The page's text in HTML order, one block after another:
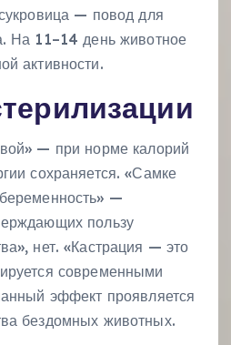
— повод для
На 11–14 день животное
активности.
— при норме калорий
сохраняется. «Самке
—
пользу
нет. «Кастрация — это
современными
эффект проявляется
бездомных животных.